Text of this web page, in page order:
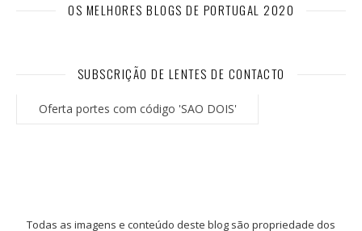
OS MELHORES BLOGS DE PORTUGAL 2020
SUBSCRIÇÃO DE LENTES DE CONTACTO
Oferta portes com código 'SAO DOIS'
Todas as imagens e conteúdo deste blog são propriedade dos